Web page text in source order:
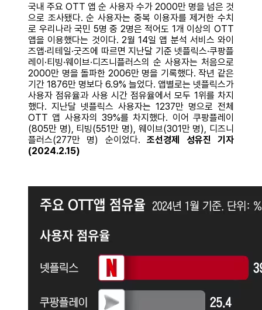
국내 주요 OTT 앱 순 사용자 수가 2000만 명을 넘은 것
으로 조사됐다. 순 사용자는 중복 이용자를 제거한 수치
로 우리나라 국민 5명 중 2명은 적어도 1개 이상의 OTT
앱을 이용했다는 것이다. 2월 14일 앱 분석 서비스 와이
즈앱·리테일·굿즈에 따르면 지난달 기준 넷플릭스·쿠팡플
레이·티빙·웨이브·디즈니플러스의 순 사용자는 처음으로
2000만 명을 돌파한 2006만 명을 기록했다. 작년 같은
기간 1876만 명보다 6.9% 늘었다. 앱별로는 넷플릭스가
사용자 점유율과 사용 시간 점유율에서 모두 1위를 차지
했다. 지난달 넷플릭스 사용자는 1237만 명으로 전체
OTT 앱 사용자의 39%를 차지했다. 이어 쿠팡플레이
(805만 명), 티빙(551만 명), 웨이브(301만 명), 디즈니
플러스(277만 명) 순이었다.조선경제 성유진 기자
(2024.2.15)